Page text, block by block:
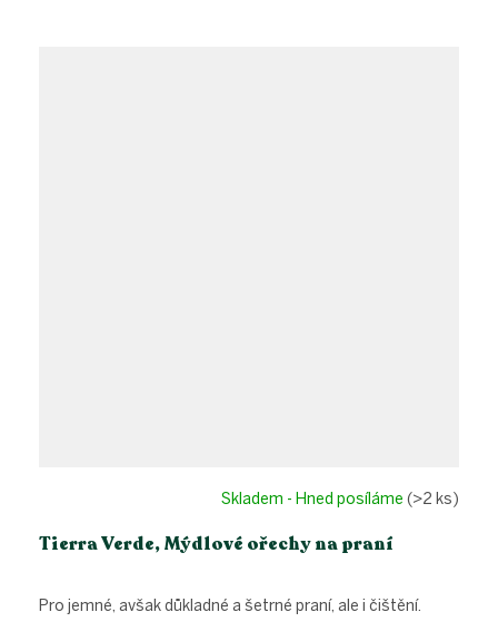
Tierra Verde, Mýdlové ořechy na praní
Skladem - Hned posíláme (>2 ks)
Pro jemné, avšak důkladné a šetrné praní, ale i čištění.